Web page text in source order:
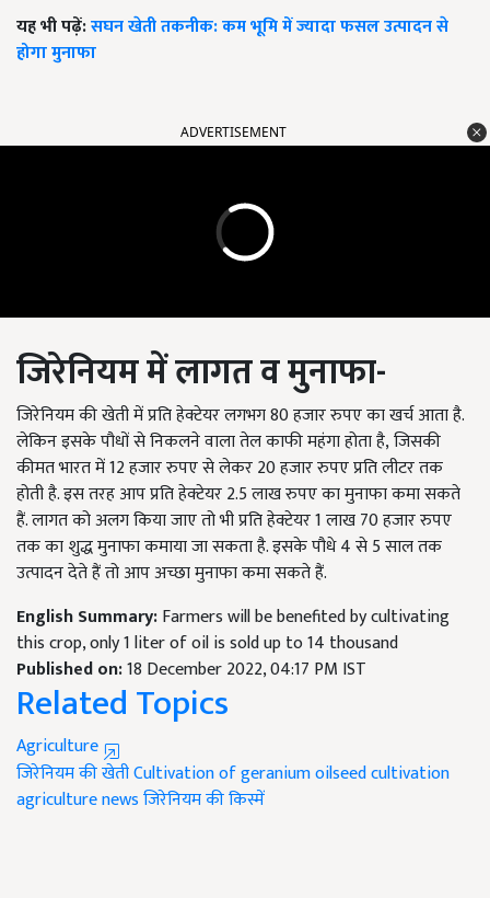
यह भी पढ़ें:सघन खेती तकनीक: कम भूमि में ज्यादा फसल उत्पादन से
होगा मुनाफा
ADVERTISEMENT
जिरेनियम मेंलागत व मुनाफा-
जिरेनियम की खेती में प्रति हेक्टेयर लगभग80हजार रुपए का खर्च आता है.
लेकिन इसके पौधों से निकलने वाला तेल काफी महंगा होता है,जिसकी
कीमत भारत में12हजार रुपए से लेकर20हजार रुपए प्रति लीटर तक
होती है. इस तरह आप प्रति हेक्टेयर2.5लाखरुपए का मुनाफा कमा सकते
हैं. लागत को अलग किया जाए तो भी प्रति हेक्टेयर1लाख70हजार रुपए
तक का शुद्ध मुनाफा कमाया जा सकता है. इसके पौधे4से5साल तक
उत्पादन देते हैं तो आप अच्छा मुनाफा कमा सकते हैं.
English Summary:Farmers will be benefited by cultivating
this crop, only 1 liter of oil is sold up to 14 thousand
Published on:18 December 2022, 04:17 PM IST
Related Topics
Agriculture
जिरेनियम की खेतीCultivation of geraniumoilseed cultivation
agriculture newsजिरेनियम की किस्में